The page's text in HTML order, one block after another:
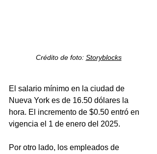
Crédito de foto: Storyblocks
El salario mínimo en la ciudad de
Nueva York es de 16.50 dólares la
hora. El incremento de $0.50 entró en
vigencia el 1 de enero del 2025.
Por otro lado, los empleados de